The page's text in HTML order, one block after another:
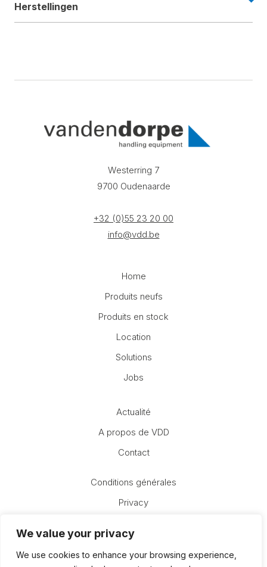
We value your privacy
We use cookies to enhance your browsing experience,
Herstellingen
Westerring 7
9700 Oudenaarde
+32 (0)55 23 20 00
info@vdd.be
Home
Produits neufs
Produits en stock
Location
Solutions
Jobs
Actualité
A propos de VDD
Contact
Conditions générales
Privacy
Bulletin VDD